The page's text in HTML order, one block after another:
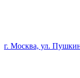
г. Москва, ул.